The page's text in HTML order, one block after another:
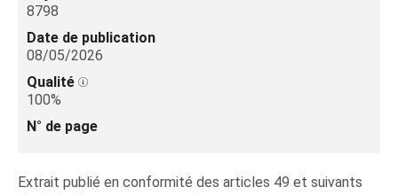
8798
Date de publication
08/05/2026
Qualité
100%
N° de page
Extrait publié en conformité des articles 49 et suivants